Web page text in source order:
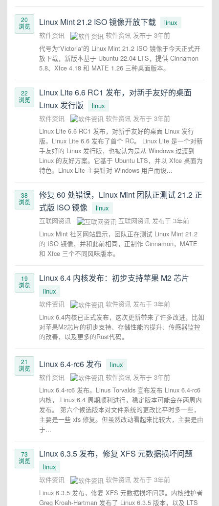
20
浏览
Linux Mint 21.2 ISO 镜像开放下载
linux
软件资讯
软件资讯 发布于 3年前
代号为“Victoria”的 Linux Mint 21.2 ISO 镜像于今天正式开
放下载，新版本基于 Ubuntu 22.04 LTS，提供 Cinnamon
5.8、Xfce 4.18 和 MATE 1.26 三种桌面版本。
22
浏览
Linux Lite 6.6 RC1 发布，对新手友好的桌面
Linux 发行版
linux
软件资讯
软件资讯 发布于 3年前
Linux Lite 6.6 RC1 发布，对新手友好的桌面 Linux 发行
版。Linux Lite 6.6 发布了首个 RC。 Linux Lite 是一个对新
手友好的 Linux 发行版，也被认为是从 Windows 过渡到
Linux 的友好方案。它基于 Ubuntu LTS，并以 Xfce 桌面为
特色。Linux Lite 主要针对 Windows 用户而设...
38
浏览
修复 60 处错误，Linux Mint 团队正测试 21.2 正
式版 ISO 镜像
linux
互联网资讯
互联网资讯 发布于 3年前
Linux Mint 社区网站显示，团队正在测试 Linux Mint 21.2
的 ISO 镜像，并和此前相同，正制作 Cinnamon，MATE
和 Xfce 三个不同风味版本。
19
浏览
Linux 6.4 内核发布：初步支持苹果 M2 芯片
linux
软件资讯
软件资讯 发布于 3年前
Linux 6.4内核已正式发布，这次更新带来了许多改进，比如
对苹果M2芯片的初步支持、存储性能的提升、传感器监控
的改善，以及更多的Rust代码。
21
浏览
Linux 6.4-rc6 发布
linux
软件资讯
软件资讯 发布于 3年前
Linux 6.4-rc6 发布。Linus Torvalds 宣布发布 Linux 6.4-rc6
内核， Linux 6.4 周期顺利进行，稳定版本可能会在两周内
发布。 第六个候选版本对文件系统的更改比平时多一些，
主要是一些 xfs 修复。但虽然改动看起来比较大，主要是由
于...
73
浏览
Linux 6.3.5 发布，修复 XFS 元数据损坏问题
linux
软件资讯
软件资讯 发布于 3年前
Linux 6.3.5 发布，修复 XFS 元数据损坏问题。内核维护者
Greg Kroah-Hartman 发布了 Linux 6.3.5 版本，以及 LTS